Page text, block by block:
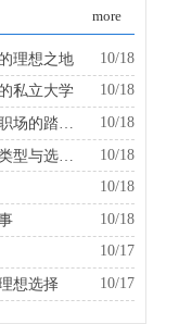
more
理想之地
10/18
私立大学
10/18
10/18
10/18
10/18
10/18
10/17
想选择
10/17